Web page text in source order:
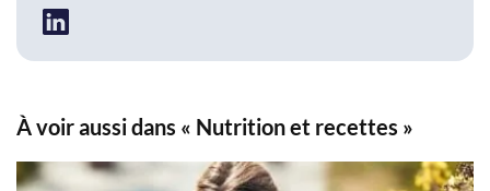
À voir aussi dans « Nutrition et recettes »